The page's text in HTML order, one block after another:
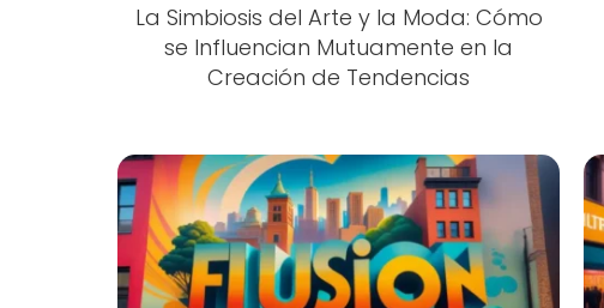
La Simbiosis del Arte y la Moda: Cómo
se Influencian Mutuamente en la
Creación de Tendencias